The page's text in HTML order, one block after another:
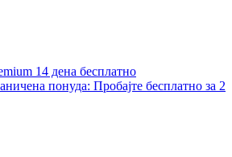
14 дена бесплатно
понуда: Пробајте бесплатно за 2